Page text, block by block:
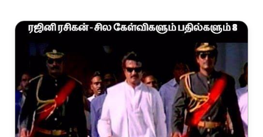
அவர், கோச்சடையான் படத்தில் பணியாற்றிய போது இதே
மாதிரி ஒரு அரசியல் வசனத்தை வைக்கலாம் என்று கூற,
வேண்டவே வேண்டாம் என்று மறுத்து விட்டாராம் ரஜினி.
மேலும், "ஏற்கெனவே நீ முத்துப் படத்தில் எழுதிய
வசனத்தினால் படும் அவஸ்தையே போதும்" என்று
சொல்லியிருக்கிறார்.